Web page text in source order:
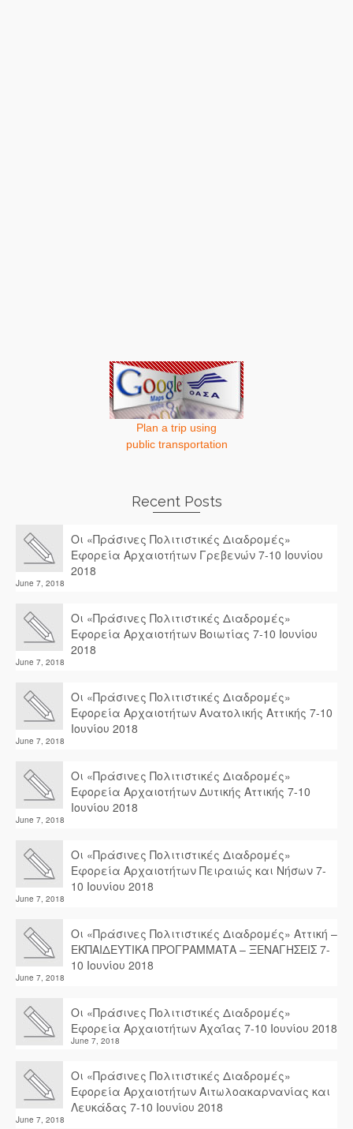
Plan a trip using
public transportation
Recent Posts
Οι «Πράσινες Πολιτιστικές Διαδρομές»
Εφορεία Αρχαιοτήτων Γρεβενών 7-10 Ιουνίου
2018
June 7, 2018
Οι «Πράσινες Πολιτιστικές Διαδρομές»
Εφορεία Αρχαιοτήτων Βοιωτίας 7-10 Ιουνίου
2018
June 7, 2018
Οι «Πράσινες Πολιτιστικές Διαδρομές»
Εφορεία Αρχαιοτήτων Ανατολικής Αττικής 7-10
Ιουνίου 2018
June 7, 2018
Οι «Πράσινες Πολιτιστικές Διαδρομές»
Εφορεία Αρχαιοτήτων Δυτικής Αττικής 7-10
Ιουνίου 2018
June 7, 2018
Οι «Πράσινες Πολιτιστικές Διαδρομές»
Εφορεία Αρχαιοτήτων Πειραιώς και Νήσων 7-
10 Ιουνίου 2018
June 7, 2018
Οι «Πράσινες Πολιτιστικές Διαδρομές» Αττική –
ΕΚΠΑΙΔΕΥΤΙΚΑ ΠΡΟΓΡΑΜΜΑΤΑ – ΞΕΝΑΓΗΣΕΙΣ 7-
10 Ιουνίου 2018
June 7, 2018
Οι «Πράσινες Πολιτιστικές Διαδρομές»
Εφορεία Αρχαιοτήτων Αχαΐας 7-10 Ιουνίου 2018
June 7, 2018
Οι «Πράσινες Πολιτιστικές Διαδρομές»
Εφορεία Αρχαιοτήτων Αιτωλοακαρνανίας και
Λευκάδας 7-10 Ιουνίου 2018
June 7, 2018